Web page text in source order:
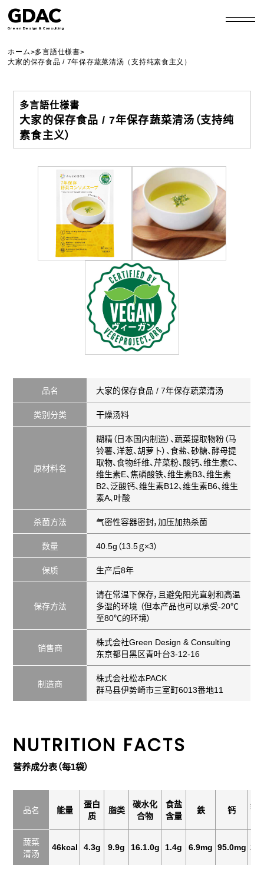
GDAC
Green Design & Consulting
ホーム>多言語仕様書>
大家的保存食品 / 7年保存蔬菜清汤（支持纯素食主义）
多言語仕様書
大家的保存食品 / 7年保存蔬菜清汤（支持纯
素食主义）
品名 大家的保存食品 / 7年保存蔬菜清汤
类别分类 干燥汤料
原材料名
糊精（日本国内制造）、蔬菜提取物粉（马
铃薯、洋葱、胡萝卜）、食盐、砂糖、酵母提
取物、食物纤维、芹菜粉、酸钙、维生素C、
维生素E、焦磷酸铁、维生素B3、维生素
B2、泛酸钙、维生素B12、维生素B6、维生
素A、叶酸
杀菌方法 气密性容器密封，加压加热杀菌
数量 40.5g（13.5ｇ×3）
保质 生产后8年
保存方法
请在常温下保存，且避免阳光直射和高温
多湿的环境 （但本产品也可以承受-20℃
至80℃的环境）
销售商
株式会社Green Design & Consulting
东京都目黑区青叶台3-12-16
制造商
株式会社松本PACK
群马县伊势崎市三室町6013番地11
NUTRITION FACTS
营养成分表（每1袋）
品名 能量
蛋白
质
脂类
碳水化
合物
食盐
含量
鉄 钙
维
蔬菜
清汤
46kcal 4.3g 9.9g 16.1.0g 1.4g 6.9mg 95.0mg